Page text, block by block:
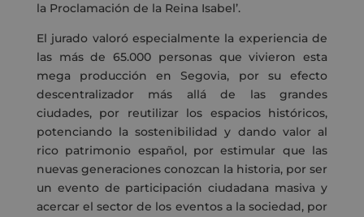
la Proclamación de la Reina Isabel’.
El jurado valoró especialmente la experiencia de
las más de 65.000 personas que vivieron esta
mega producción en Segovia, por su efecto
descentralizador más allá de las grandes
ciudades, por reutilizar los espacios históricos,
potenciando la sostenibilidad y dando valor al
rico patrimonio español, por estimular que las
nuevas generaciones conozcan la historia, por ser
un evento de participación ciudadana masiva y
acercar el sector de los eventos a la sociedad, por